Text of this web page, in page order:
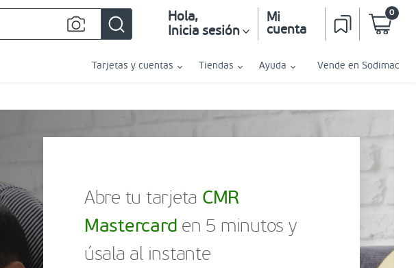
Hola,
Inicia sesión
Mi
cuenta
0
Tarjetas y cuentas Tiendas Ayuda Vende en Sodimac
Abre tu tarjeta CMR
Mastercard en 5 minutos y
úsala al instante